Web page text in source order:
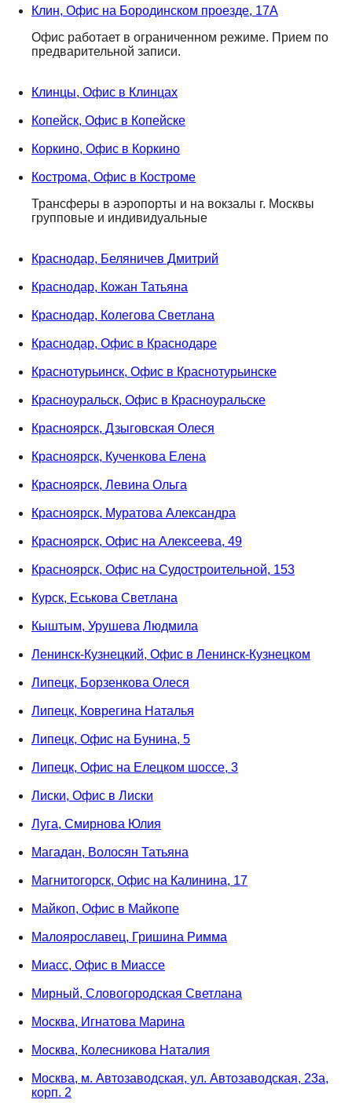
Клин, Офис на Бородинском проезде, 17А
Офис работает в ограниченном режиме. Прием по
предварительной записи.
Клинцы, Офис в Клинцах
Копейск, Офис в Копейске
Коркино, Офис в Коркино
Кострома, Офис в Костроме
Трансферы в аэропорты и на вокзалы г. Москвы
групповые и индивидуальные
Краснодар, Беляничев Дмитрий
Краснодар, Кожан Татьяна
Краснодар, Колегова Светлана
Краснодар, Офис в Краснодаре
Краснотурьинск, Офис в Краснотурьинске
Красноуральск, Офис в Красноуральске
Красноярск, Дзыговская Олеся
Красноярск, Кученкова Елена
Красноярск, Левина Ольга
Красноярск, Муратова Александра
Красноярск, Офис на Алексеева, 49
Красноярск, Офис на Судостроительной, 153
Курск, Еськова Светлана
Кыштым, Урушева Людмила
Ленинск-Кузнецкий, Офис в Ленинск-Кузнецком
Липецк, Борзенкова Олеся
Липецк, Коврегина Наталья
Липецк, Офис на Бунина, 5
Липецк, Офис на Елецком шоссе, 3
Лиски, Офис в Лиски
Луга, Смирнова Юлия
Магадан, Волосян Татьяна
Магнитогорск, Офис на Калинина, 17
Майкоп, Офис в Майкопе
Малоярославец, Гришина Римма
Миасс, Офис в Миассе
Мирный, Словогородская Светлана
Москва, Игнатова Марина
Москва, Колесникова Наталия
Москва, м. Автозаводская, ул. Автозаводская, 23а,
корп. 2